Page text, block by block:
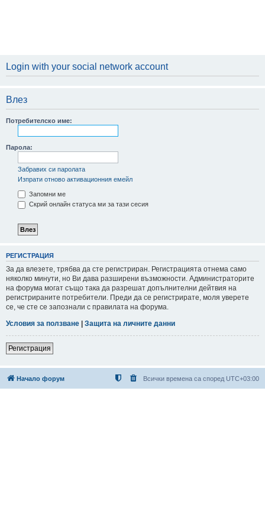
Login with your social network account
Влез
Потребителско име:
Парола:
Забравих си паролата
Изпрати отново активационния емейл
Запомни ме
Скрий онлайн статуса ми за тази сесия
РЕГИСТРАЦИЯ
За да влезете, трябва да сте регистриран. Регистрацията отнема само
няколко минути, но Ви дава разширени възможности. Администраторите
на форума могат също така да разрешат допълнителни дейтвия на
регистрираните потребители. Преди да се регистрирате, моля уверете
се, че сте се запознали с правилата на форума.
Условия за ползване
Защита на личните данни
Регистрация
Начало форум Всички времена са според UTC+03:00